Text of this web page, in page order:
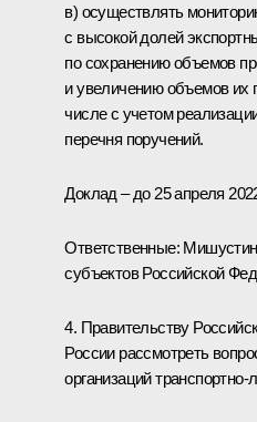
в) осуществлять
с высокой долей
по сохранению объемов
и увеличению объемов их
числе с учетом
перечня поручений.
Доклад – до 25 апреля
Ответственные:
субъектов Российской
4. Правительству
России рассмотреть
организаций транспортно-